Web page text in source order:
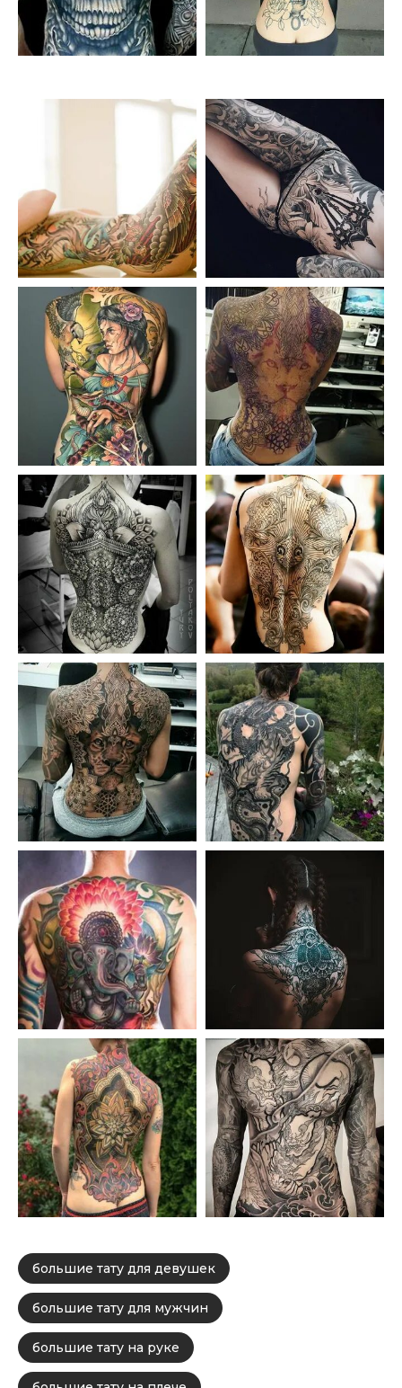
большие тату для девушек
большие тату для мужчин
большие тату на руке